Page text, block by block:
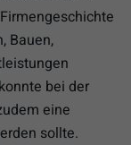
Bauen,
bei der
eine
sollte.